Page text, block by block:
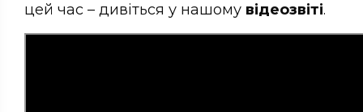
цей час – дивіться у нашому відеозвіті.